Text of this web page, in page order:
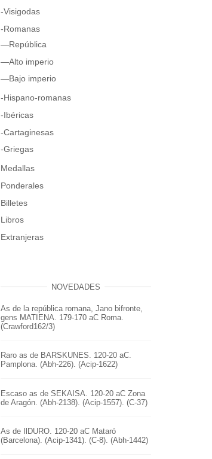
-Visigodas
-Romanas
—República
—Alto imperio
—Bajo imperio
-Hispano-romanas
-Ibéricas
-Cartaginesas
-Griegas
Medallas
Ponderales
Billetes
Libros
Extranjeras
NOVEDADES
As de la república romana, Jano bifronte,
gens MATIENA. 179-170 aC Roma.
(Crawford162/3)
Raro as de BARSKUNES. 120-20 aC.
Pamplona. (Abh-226). (Acip-1622)
Escaso as de SEKAISA. 120-20 aC Zona
de Aragón. (Abh-2138). (Acip-1557). (C-37)
As de IlDURO. 120-20 aC Mataró
(Barcelona). (Acip-1341). (C-8). (Abh-1442)